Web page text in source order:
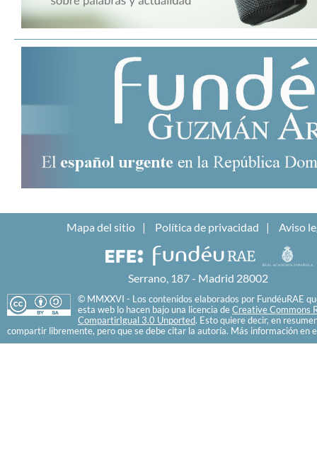
Mapa del sitio Política de privacidad Aviso
Serrano, 187 - Madrid 28002
© MMXXVI - Los contenidos elaborados por FundéuRAE
esta web lo hacen bajo una licencia de Creative Commons
CompartirIgual 3.0 Unported. Esto quiere decir, en
compartir libremente, pero que se debe citar la autoría. Más información en